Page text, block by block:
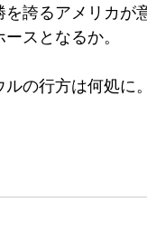
誇るアメリカが
スとなるか。
の行方は何処に。